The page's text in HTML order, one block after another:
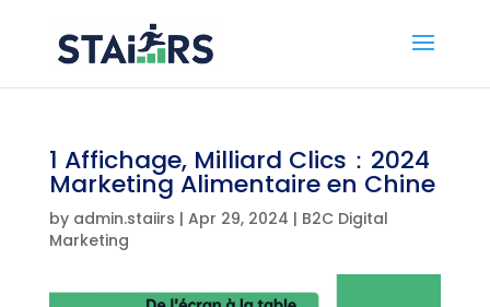
1 Affichage, Milliard Clics：2024
Marketing Alimentaire en Chine
by admin.staiirs | Apr 29, 2024 | B2C Digital
Marketing